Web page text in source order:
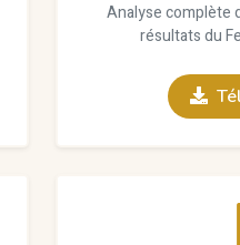
Analyse complète
résultats du